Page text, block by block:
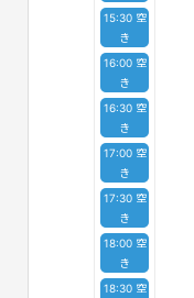
15:30 空
き
16:00 空
き
16:30 空
き
17:00 空
き
17:30 空
き
18:00 空
き
18:30 空